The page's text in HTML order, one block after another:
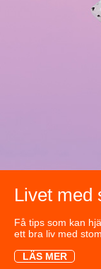
Livet med
Få tips som kan
ett bra liv med
LÄS MER